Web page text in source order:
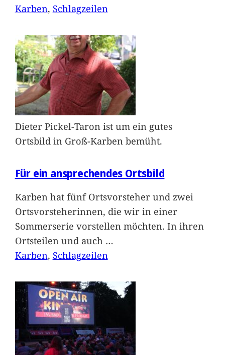
Karben, Schlagzeilen
Dieter Pickel-Taron ist um ein gutes
Ortsbild in Groß-Karben bemüht.
Für ein ansprechendes Ortsbild
Karben hat fünf Ortsvorsteher und zwei
Ortsvorsteherinnen, die wir in einer
Sommerserie vorstellen möchten. In ihren
Ortsteilen und auch …
Karben, Schlagzeilen